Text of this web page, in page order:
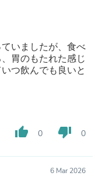
いましたが、食べ
胃のもたれた感じ
つ飲んでも良いと
thumb_up 0 thumb_down 0
6 Mar 2026